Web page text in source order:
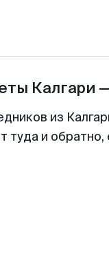
Калгари —
из
туда и